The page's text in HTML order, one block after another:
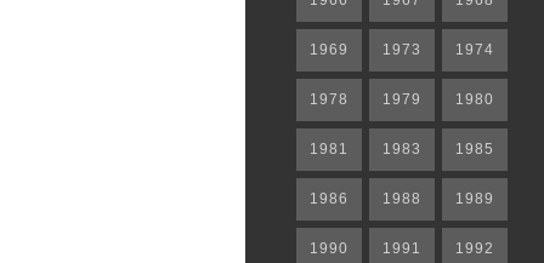
1969 1973 1974
1978 1979 1980
1981 1983 1985
1986 1988 1989
1990 1991 1992